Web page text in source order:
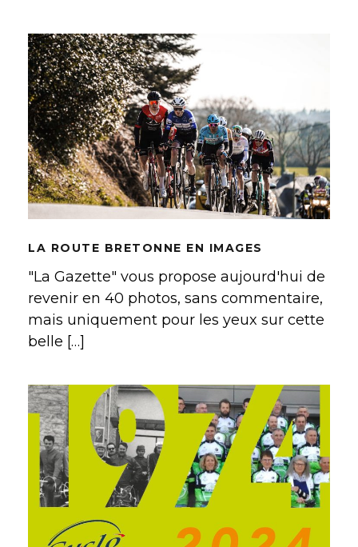
LA ROUTE BRETONNE EN IMAGES
LA ROUTE BRETONNE EN IMAGES
"La Gazette" vous propose aujourd'hui de
revenir en 40 photos, sans commentaire,
mais uniquement pour les yeux sur cette
belle […]
LA SOIRÉE DES 50 ANS